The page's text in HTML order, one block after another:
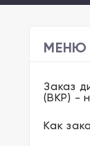
МЕНЮ
Заказ
(ВКР) -
Как